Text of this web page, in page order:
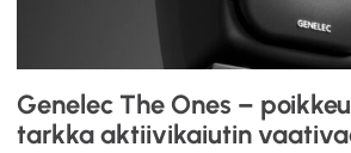
Genelec The Ones –
tarkka aktiivikaiutin